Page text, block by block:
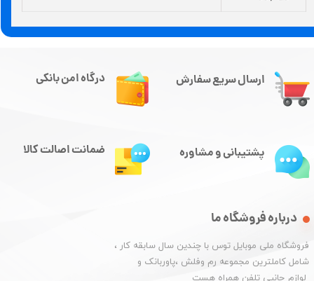
ارسال سریع سفارش
درباره فروشگاه ما
​فروشگاه ملی موبایل توس با چندین سال سابقه کار ،
شامل کاملترین مجموعه رم وفلش ،پاوربانک و
​​​​​​​ لوازم جانبی تلفن همراه هست
درگاه امن بانکی
پشتیبانی و مشاوره ضمانت اصالت کالا